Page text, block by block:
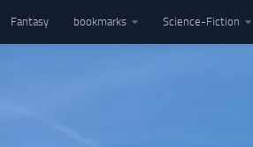
Fantasy bookmarks Science-Fiction